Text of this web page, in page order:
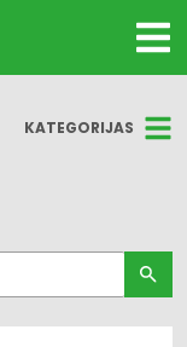
KATEGORIJAS